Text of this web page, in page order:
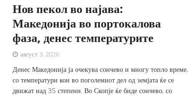
Нов пекол во најава:
Македонија во портокалова
фаза, денес температурите
август 3, 2026
Денес Македонија ја очекува сончево и многу топло време,
со температури кои во поголемиот дел од земјата ќе се
движат над 35 степени. Во Скопје ќе биде сончево, со